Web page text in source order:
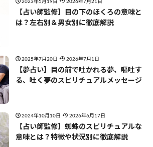
2023年5月19日 2026年7月21日
【占い師監修】目の下のほくろの意味と
は？左右別＆男女別に徹底解説
2025年7月20日 2026年7月1日
【夢占い】目の前で吐かれる夢、嘔吐す
る、吐く夢のスピリチュアルメッセージ
2024年10月10日 2026年6月17日
【占い師監修】蜘蛛のスピリチュアルな
意味とは？特徴や状況別に徹底解説